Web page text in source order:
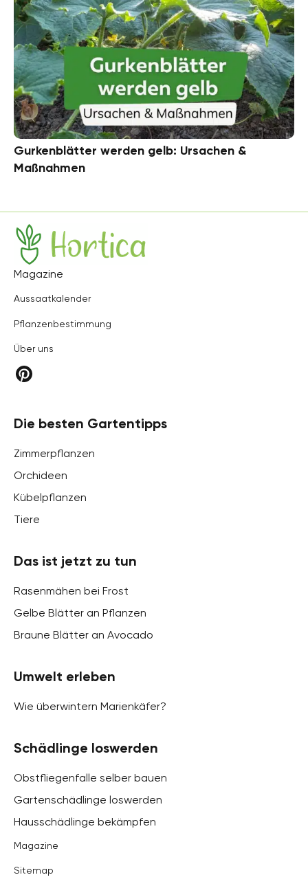
Gurkenblätter werden gelb: Ursachen &
Maßnahmen
Hortica
Magazine
Aussaatkalender
Pflanzenbestimmung
Über uns
Die besten Gartentipps
Zimmerpflanzen
Orchideen
Kübelpflanzen
Tiere
Das ist jetzt zu tun
Rasenmähen bei Frost
Gelbe Blätter an Pflanzen
Braune Blätter an Avocado
Umwelt erleben
Wie überwintern Marienkäfer?
Schädlinge loswerden
Obstfliegenfalle selber bauen
Gartenschädlinge loswerden
Hausschädlinge bekämpfen
Magazine
Sitemap